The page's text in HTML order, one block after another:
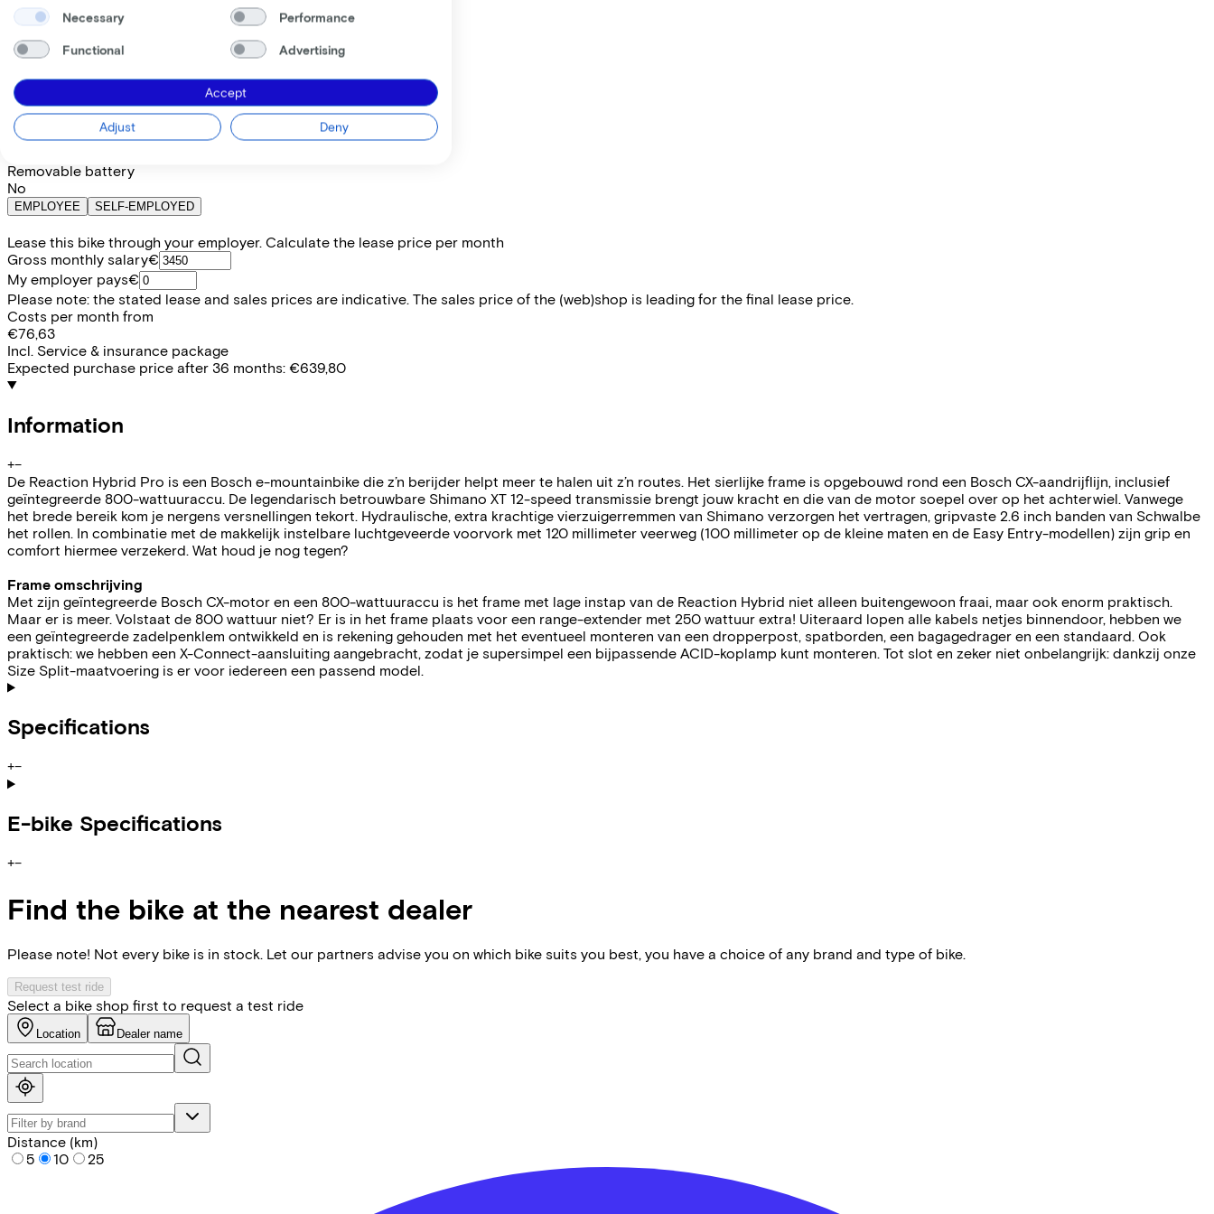
Available colours
Battery options
(Included)
Frame shape
Comfort
Range
Removable battery
No
EMPLOYEE SELF-EMPLOYED
Lease this bike through your employer. Calculate the lease price per month
Gross monthly salary€
My employer pays€
Please note: the stated lease and sales prices are indicative. The sales price of the (web)shop is leading for the final lease price.
Costs per month from
€76,63
Incl. Service & insurance package
Expected purchase price after 36 months: €639,80
Information
+−
De Reaction Hybrid Pro is een Bosch e-mountainbike die z’n berijder helpt meer te halen uit z’n routes. Het sierlijke frame is opgebouwd rond een Bosch CX-aandrijflijn, inclusief
geïntegreerde 800-wattuuraccu. De legendarisch betrouwbare Shimano XT 12-speed transmissie brengt jouw kracht en die van de motor soepel over op het achterwiel. Vanwege
het brede bereik kom je nergens versnellingen tekort. Hydraulische, extra krachtige vierzuigerremmen van Shimano verzorgen het vertragen, gripvaste 2.6 inch banden van Schwalbe
het rollen. In combinatie met de makkelijk instelbare luchtgeveerde voorvork met 120 millimeter veerweg (100 millimeter op de kleine maten en de Easy Entry-modellen) zijn grip en
comfort hiermee verzekerd. Wat houd je nog tegen?
Frame omschrijving
Met zijn geïntegreerde Bosch CX-motor en een 800-wattuuraccu is het frame met lage instap van de Reaction Hybrid niet alleen buitengewoon fraai, maar ook enorm praktisch.
Maar er is meer. Volstaat de 800 wattuur niet? Er is in het frame plaats voor een range-extender met 250 wattuur extra! Uiteraard lopen alle kabels netjes binnendoor, hebben we
een geïntegreerde zadelpenklem ontwikkeld en is rekening gehouden met het eventueel monteren van een dropperpost, spatborden, een bagagedrager en een standaard. Ook
praktisch: we hebben een X-Connect-aansluiting aangebracht, zodat je supersimpel een bijpassende ACID-koplamp kunt monteren. Tot slot en zeker niet onbelangrijk: dankzij onze
Size Split-maatvoering is er voor iedereen een passend model.
Specifications
+−
E-bike Specifications
+−
Find the bike at the nearest dealer
Please note! Not every bike is in stock. Let our partners advise you on which bike suits you best, you have a choice of any brand and type of bike.
Request test ride
Select a bike shop first to request a test ride
Location Dealer name
Distance (km)
5
10 25
Necessary Performance
Functional Advertising
Accept
Adjust Deny